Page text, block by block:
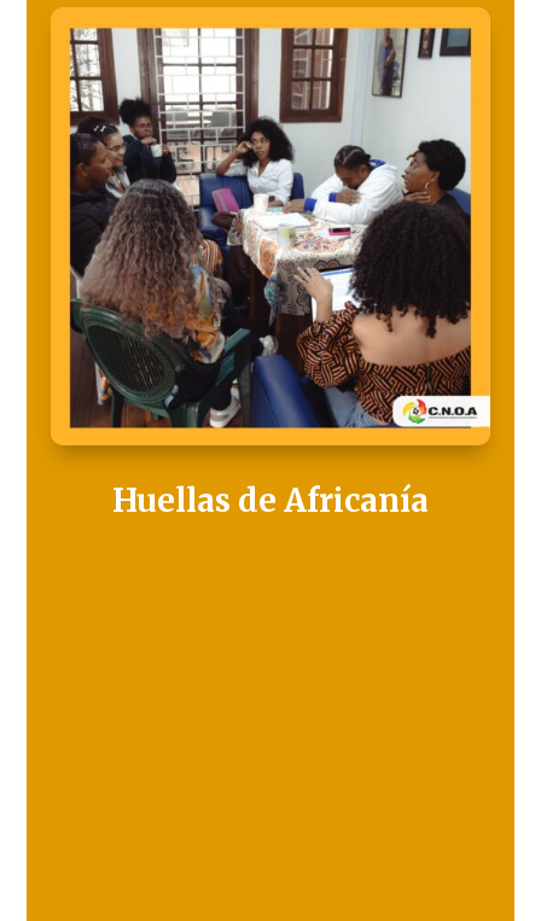
Huellas de Africanía